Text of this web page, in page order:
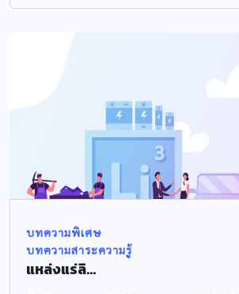
บทความพิเศษ
บทความสาระความรู้
แหล่งแร่ลิ...